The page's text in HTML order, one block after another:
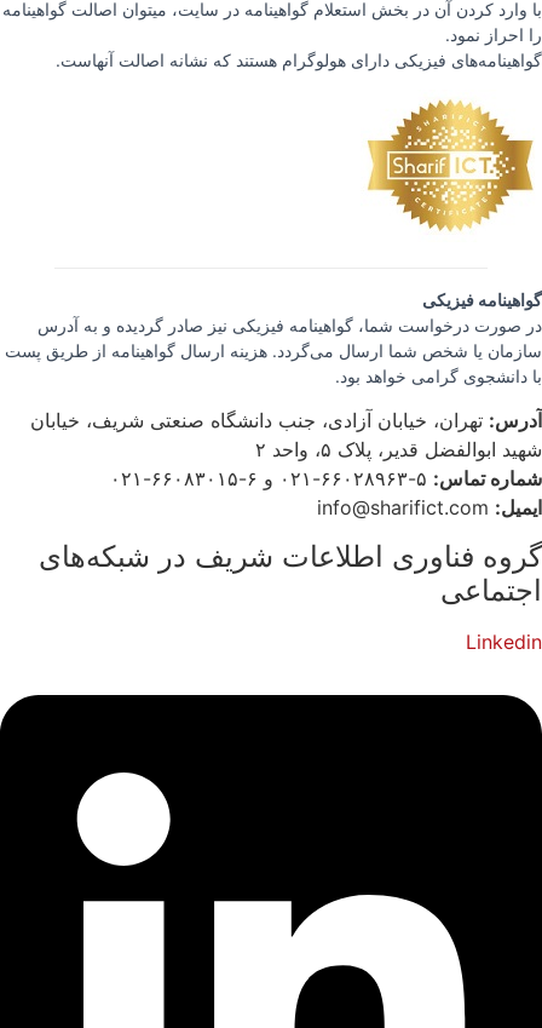
با وارد کردن آن در بخش استعلام گواهینامه در سایت، میتوان اصالت گواهینامه
را احراز نمود.
گواهینامه‌های فیزیکی دارای هولوگرام هستند که نشانه اصالت آنهاست.
گواهینامه فیزیکی
در صورت درخواست شما، گواهینامه فیزیکی نیز صادر گردیده و به آدرس
سازمان یا شخص شما ارسال می‌گردد. هزینه ارسال گواهینامه از طریق پست
با دانشجوی گرامی خواهد بود.
آدرس: تهران، خیابان آزادی، جنب دانشگاه صنعتی شریف، خیابان
شهید ابوالفضل قدیر، پلاک ۵، واحد ۲
شماره تماس:
ایمیل:
گروه فناوری اطلاعات شریف در شبکه‌های
اجتماعی
Linkedin